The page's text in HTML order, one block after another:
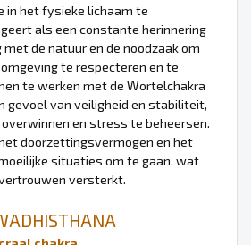
in het fysieke lichaam te
als een constante herinnering
met de natuur en de noodzaak om
te respecteren en te
te werken met de Wortelchakra
gevoel van veiligheid en stabiliteit,
en stress te beheersen.
doorzettingsvermogen en het
situaties om te gaan, wat
versterkt.